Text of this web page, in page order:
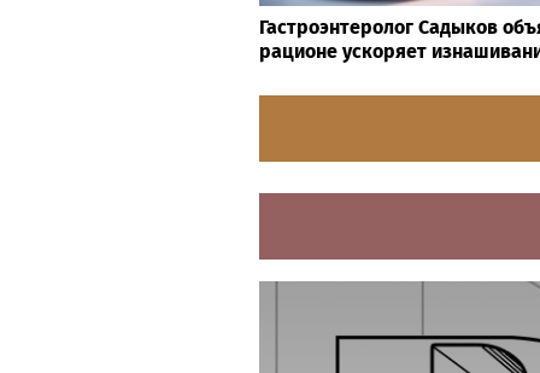
Гастроэнтеролог Садыков
рационе ускоряет